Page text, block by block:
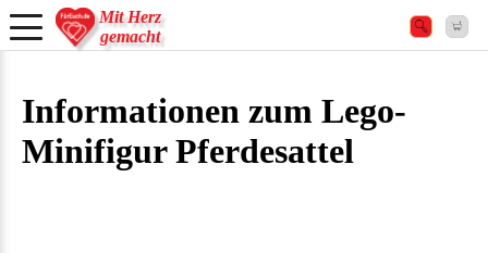
Mit Herz
gemacht
Informationen zum Lego-
Minifigur Pferdesattel